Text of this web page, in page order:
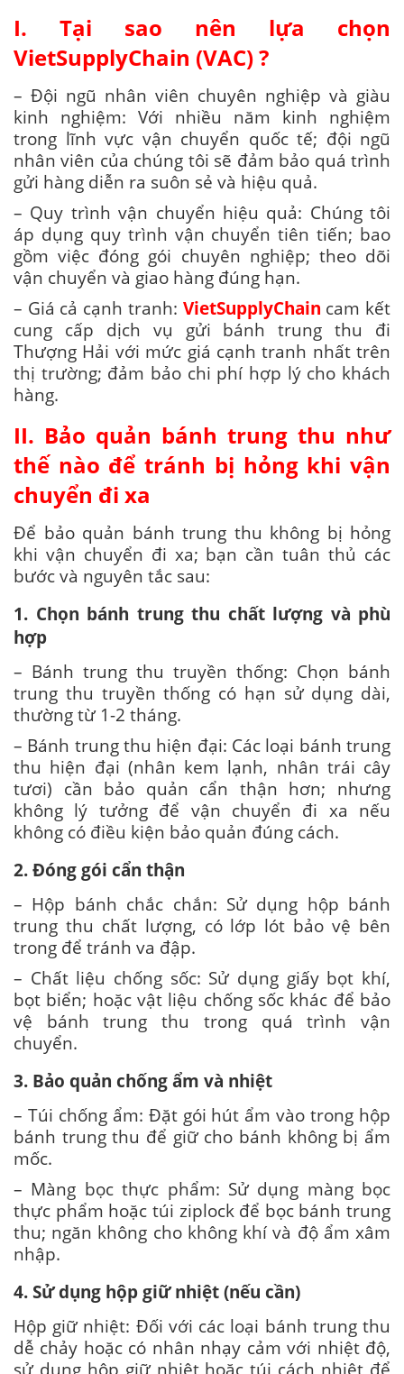
I. Tại sao nên lựa chọn
VietSupplyChain (VAC) ?
– Đội ngũ nhân viên chuyên nghiệp và giàu
kinh nghiệm: Với nhiều năm kinh nghiệm
trong lĩnh vực vận chuyển quốc tế; đội ngũ
nhân viên của chúng tôi sẽ đảm bảo quá trình
gửi hàng diễn ra suôn sẻ và hiệu quả.
– Quy trình vận chuyển hiệu quả: Chúng tôi
áp dụng quy trình vận chuyển tiên tiến; bao
gồm việc đóng gói chuyên nghiệp; theo dõi
vận chuyển và giao hàng đúng hạn.
– Giá cả cạnh tranh: VietSupplyChain cam kết
cung cấp dịch vụ gửi bánh trung thu đi
Thượng Hải với mức giá cạnh tranh nhất trên
thị trường; đảm bảo chi phí hợp lý cho khách
hàng.
II. Bảo quản bánh trung thu như
thế nào để tránh bị hỏng khi vận
chuyển đi xa
Để bảo quản bánh trung thu không bị hỏng
khi vận chuyển đi xa; bạn cần tuân thủ các
bước và nguyên tắc sau:
1. Chọn bánh trung thu chất lượng và phù
hợp
– Bánh trung thu truyền thống: Chọn bánh
trung thu truyền thống có hạn sử dụng dài,
thường từ 1-2 tháng.
– Bánh trung thu hiện đại: Các loại bánh trung
thu hiện đại (nhân kem lạnh, nhân trái cây
tươi) cần bảo quản cẩn thận hơn; nhưng
không lý tưởng để vận chuyển đi xa nếu
không có điều kiện bảo quản đúng cách.
2. Đóng gói cẩn thận
– Hộp bánh chắc chắn: Sử dụng hộp bánh
trung thu chất lượng, có lớp lót bảo vệ bên
trong để tránh va đập.
– Chất liệu chống sốc: Sử dụng giấy bọt khí,
bọt biển; hoặc vật liệu chống sốc khác để bảo
vệ bánh trung thu trong quá trình vận
chuyển.
3. Bảo quản chống ẩm và nhiệt
– Túi chống ẩm: Đặt gói hút ẩm vào trong hộp
bánh trung thu để giữ cho bánh không bị ẩm
mốc.
– Màng bọc thực phẩm: Sử dụng màng bọc
thực phẩm hoặc túi ziplock để bọc bánh trung
thu; ngăn không cho không khí và độ ẩm xâm
nhập.
4. Sử dụng hộp giữ nhiệt (nếu cần)
Hộp giữ nhiệt: Đối với các loại bánh trung thu
dễ chảy hoặc có nhân nhạy cảm với nhiệt độ,
sử dụng hộp giữ nhiệt hoặc túi cách nhiệt để